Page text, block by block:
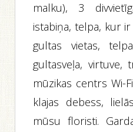
malku), 3
istabiņa, telpa, kur
gultas vietas,
gultasveļa, virtuve,
mūzikas centrs Wi-
klajas debess,
mūsu floristi.